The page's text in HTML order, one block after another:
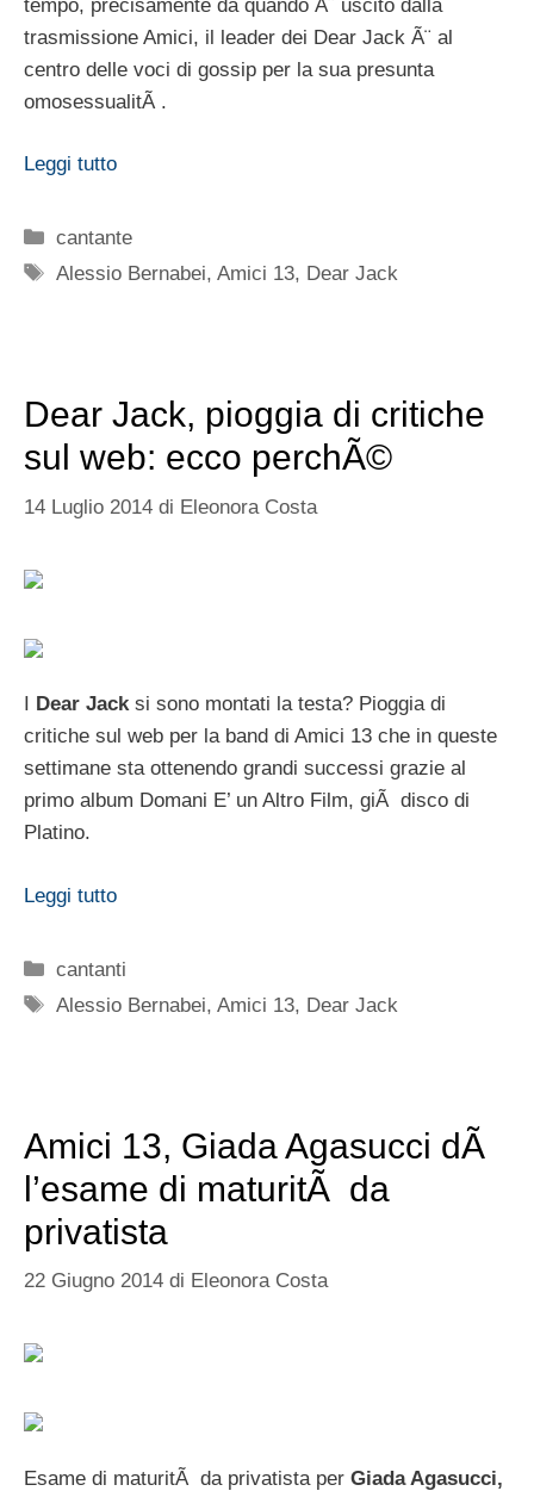
tempo, precisamente da quando Ã¨ uscito dalla
trasmissione Amici, il leader dei Dear Jack Ã¨ al
centro delle voci di gossip per la sua presunta
omosessualitÃ .
Leggi tutto
Categorie
cantante
Tag
Alessio Bernabei,Amici 13, Dear Jack
Dear Jack, pioggia di critiche
sul web: ecco perchÃ©
14 Luglio 2014 di Eleonora Costa
I Dear Jack si sono montati la testa? Pioggia di
critiche sul web per la band di Amici 13 che in queste
settimane sta ottenendo grandi successi grazie al
primo album Domani E’ un Altro Film, giÃ disco di
Platino.
Leggi tutto
Categorie
cantanti
Tag
Alessio Bernabei,Amici 13, Dear Jack
Amici 13, Giada Agasucci dÃ
l’esame di maturitÃ da
privatista
22 Giugno 2014 di Eleonora Costa
Esame di maturitÃ da privatista per Giada Agasucci,